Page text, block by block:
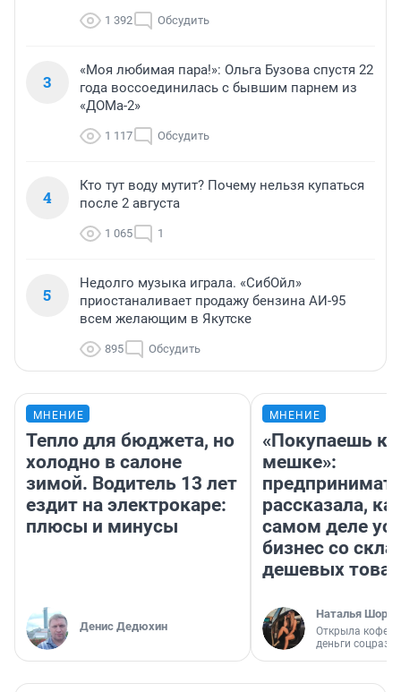
1 392 Обсудить
3
«Моя любимая пара!»: Ольга Бузова спустя 22
года воссоединилась с бывшим парнем из
«ДОМа-2»
1 117 Обсудить
4
Кто тут воду мутит? Почему нельзя купаться
после 2 августа
1 065 1
5
Недолго музыка играла. «СибОйл»
приостаналивает продажу бензина АИ-95
всем желающим в Якутске
895 Обсудить
МНЕНИЕ
Тепло для бюджета, но
холодно в салоне
зимой. Водитель 13 лет
ездит на электрокаре:
плюсы и минусы
Денис Дедюхин
МНЕНИЕ
«Покупаешь
мешке»:
рассказала,
самом деле
бизнес со
дешевых
Наталья
Открыла
деньги